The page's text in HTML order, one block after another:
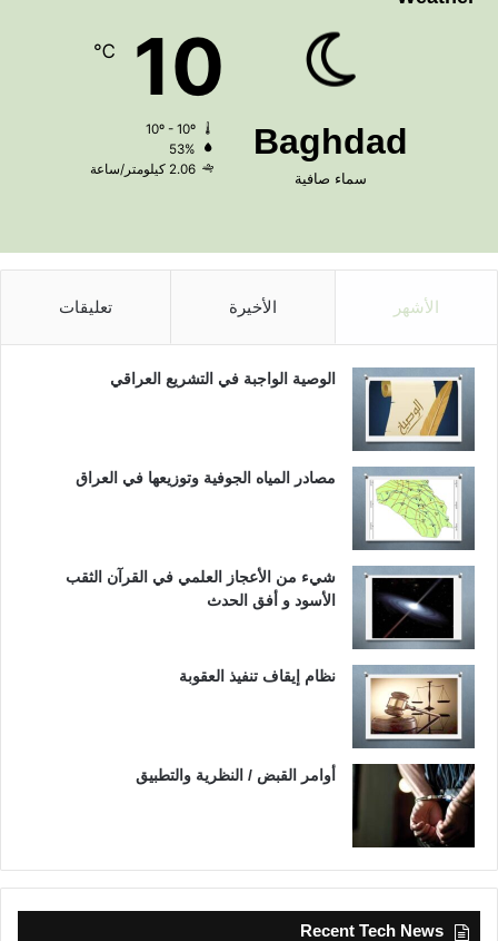
Baghdad
سماء صافية
10
℃
53%
2.06 كيلومتر/ساعة
الأشهر الأخيرة تعليقات
الوصية الواجبة في التشريع العراقي
مصادر المياه الجوفية وتوزيعها في العراق
شيء من الأعجاز العلمي في القرآن الثقب
الأسود و أفق الحدث
نظام إيقاف تنفيذ العقوبة
أوامر القبض / النظرية والتطبيق
Recent Tech News